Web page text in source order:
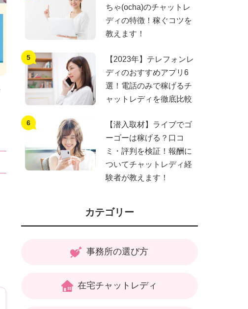
ちゃ(ocha)のチャットレ
ディの特徴！稼ぐコツを
教えます！
【2023年】テレフォンレ
ディのおすすめアプリ6
選！電話のみで稼げるチ
ャットレディを徹底比較
【潜入取材】ライブでゴ
ーゴーは稼げる？口コ
ミ・評判を検証！報酬に
ついてチャットレディ経
験者が教えます！
カテゴリー
事務所の選び方
在宅チャットレディ